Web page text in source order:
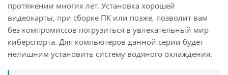
протяжении многих лет. Установка хорошей
видеокарты, при сборке ПК или позже, позволит вам
без компромиссов погрузиться в увлекательный мир
киберспорта. Для компьютеров данной серии будет
нелишним установить систему водяного охлаждения.